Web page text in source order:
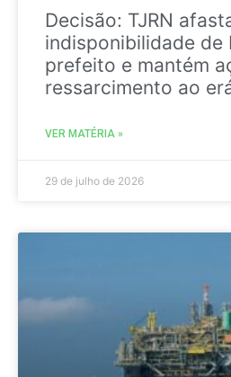
Decisão: TJRN
indisponibilidade de
prefeito e mantém
ressarcimento ao
VER MATÉRIA »
29 de julho de 2026